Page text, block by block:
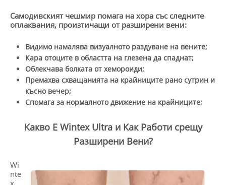
Самодивският чешмир помага на хора със следните
оплаквания, произтичащи от разширени вени:
Видимо намалява визуалното раздуване на вените;
Кара отоците в областта на глезена да спаднат;
Облекчава болката от хемороиди;
Премахва схващанията на крайниците рано сутрин и
късно вечер;
Спомага за нормалното движение на крайниците;
Какво Е Wintex Ultra и Как Работи срещу
Разширени Вени?
Wi
nte
x